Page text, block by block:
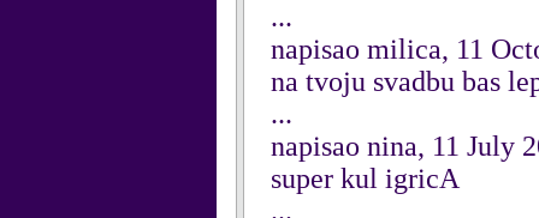
...
napisao milica, 11
na tvoju svadbu bas
...
napisao nina, 11 July
super kul igricA
...